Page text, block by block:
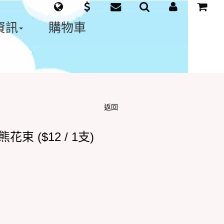
訊 購物車
返回
花束 ($12 / 1支)